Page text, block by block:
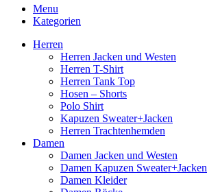
Menu
Kategorien
Herren
Herren Jacken und Westen
Herren T-Shirt
Herren Tank Top
Hosen – Shorts
Polo Shirt
Kapuzen Sweater+Jacken
Herren Trachtenhemden
Damen
Damen Jacken und Westen
Damen Kapuzen Sweater+Jacken
Damen Kleider